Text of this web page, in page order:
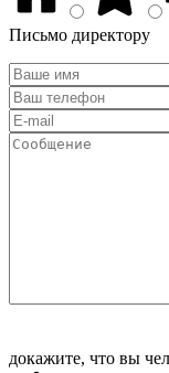
Письмо директору
докажите, что вы